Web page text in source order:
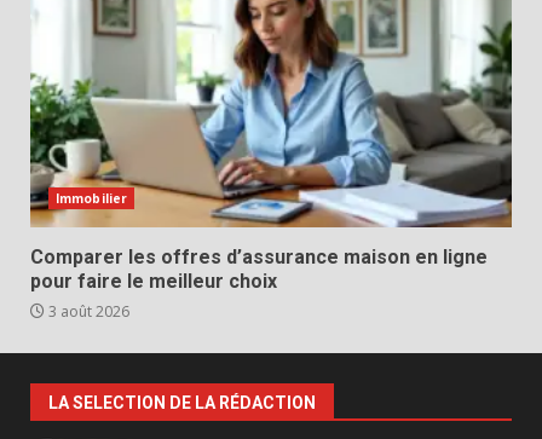
Immobilier
Comparer les offres d’assurance maison en ligne
pour faire le meilleur choix
3 août 2026
LA SELECTION DE LA RÉDACTION